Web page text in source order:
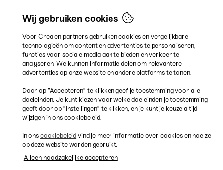
Denmark
Finland
Ireland
Germany
UK
EU
gelden voor volumineuze producten.
Snel en veilig met creditcard of iDEAL
Wij gebruiken cookies
Voor Crea en partners gebruiken cookies en vergelijkbare
technologieën om content en advertenties te personaliseren,
functies voor sociale media aan te bieden en verkeer te
analyseren. We kunnen informatie delen om relevantere
advertenties op onze website en andere platforms te tonen.
Door op ”Accepteren” te klikken geef je toestemming voor alle
doeleinden. Je kunt kiezen voor welke doeleinden je toestemming
geeft door op ”Instellingen” te klikken, en je kunt je keuze altijd
wijzigen in ons cookiebeleid.
In ons cookiebeleid vind je meer informatie over cookies en hoe ze
op deze website worden gebruikt.
Alleen noodzakelijke accepteren